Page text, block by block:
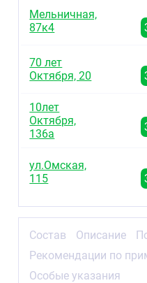
Мельничная,
87к4
70 лет
Октября, 20
10лет
Октября,
136а
ул.Омская,
115
Состав Описание
Рекомендации по
Особые указания